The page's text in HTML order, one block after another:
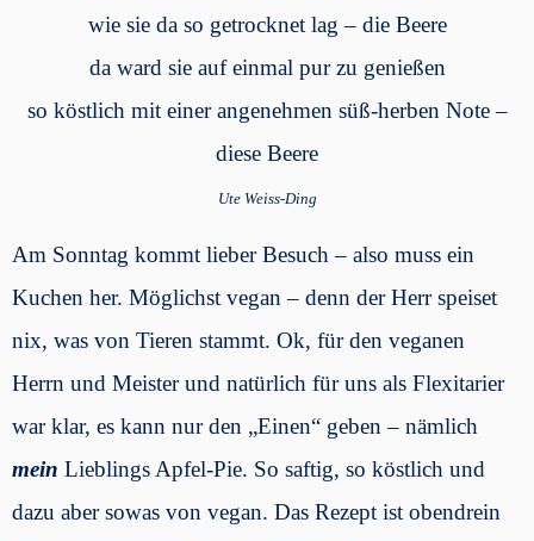
wie sie da so getrocknet lag – die Beere
da ward sie auf einmal pur zu genießen
so köstlich mit einer angenehmen süß-herben Note –
diese Beere
Ute Weiss-Ding
Am Sonntag kommt lieber Besuch – also muss ein
Kuchen her. Möglichst vegan – denn der Herr speiset
nix, was von Tieren stammt. Ok, für den veganen
Herrn und Meister und natürlich für uns als Flexitarier
war klar, es kann nur den „Einen“ geben – nämlich
mein Lieblings Apfel-Pie. So saftig, so köstlich und
dazu aber sowas von vegan. Das Rezept ist obendrein